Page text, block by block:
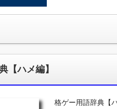
【ハメ編】
格ゲー用語辞典【